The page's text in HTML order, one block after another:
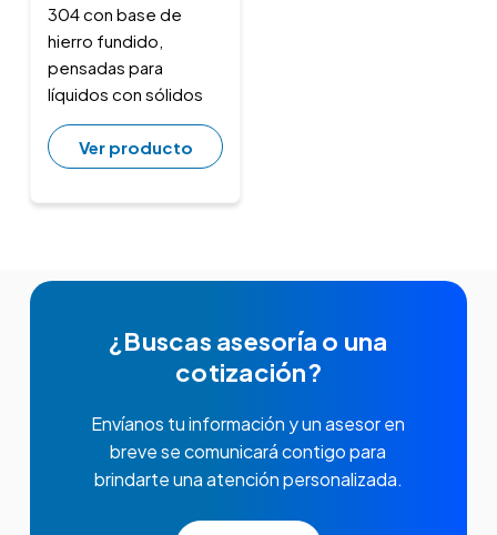
304 con base de
hierro fundido,
pensadas para
líquidos con sólidos
Ver producto
¿Buscas asesoría o una
cotización?
Envíanos tu información y un asesor en
breve se comunicará contigo para
brindarte una atención personalizada.